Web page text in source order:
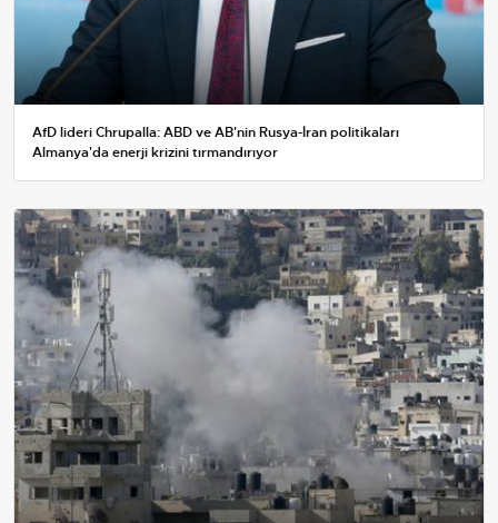
AfD lideri Chrupalla: ABD ve AB'nin Rusya-İran politikaları
Almanya'da enerji krizini tırmandırıyor